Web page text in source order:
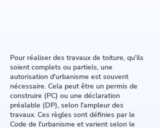
Pour réaliser des travaux de toiture, qu'ils
soient complets ou partiels, une
autorisation d'urbanisme est souvent
nécessaire. Cela peut être un permis de
construire (PC) ou une déclaration
préalable (DP), selon l'ampleur des
travaux. Ces règles sont définies par le
Code de l'urbanisme et varient selon le